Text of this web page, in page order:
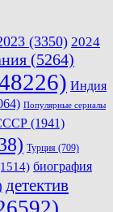
(3350) 2024
(5264)
Индия
Популярные сериалы
(1941)
Турция (709)
биография
детектив